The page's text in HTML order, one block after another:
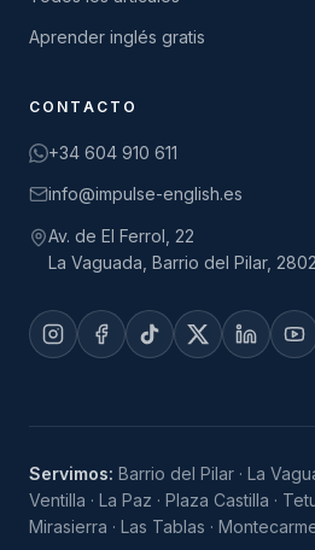
Aprender inglés gratis
CONTACTO
+34 604 910 611
info@impulse-english.es
Av. de El Ferrol, 22
La Vaguada, Barrio del Pilar,
Servimos: Barrio del Pilar · La
Ventilla · La Paz · Plaza Castilla ·
Mirasierra · Las Tablas ·